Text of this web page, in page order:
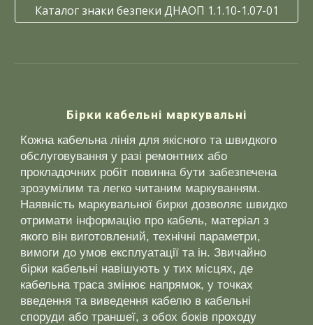
Каталог знаки безпеки ДНАОП 1.1.10-1.07-01
Бірки кабельні маркувальні
Кожна кабельна лінія для якісного та швидкого
обслуговування у разі ремонтних або
прокладочних робіт повинна бути забезпечена
зрозумілим та легко читаним маркуванням.
Наявність маркувальної бирки дозволяє швидко
отримати інформацію про кабель, матеріал з
якого він виготовлений, технічні параметри,
вимоги до умов експлуатації та ін. Звичайно
бірки кабельні навішують у тих місцях, де
кабельна траса змінює напрямок, у точках
введення та виведення кабелю в кабельні
споруди або траншеї, з обох боків проходу